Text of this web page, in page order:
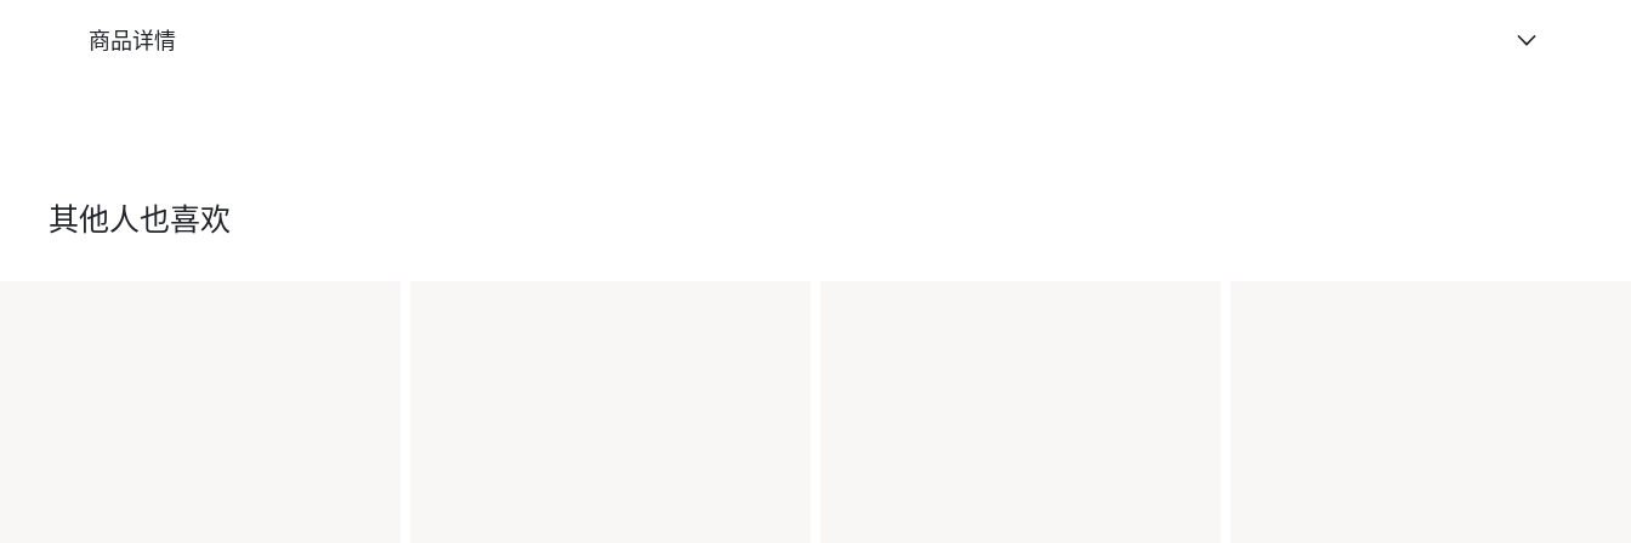
商品详情
其他人也喜欢